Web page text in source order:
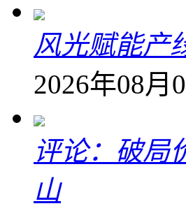
风光赋能产
2026年08月
评论：破局
山